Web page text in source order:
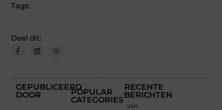
Tags:
Deel dit:
GEPUBLICEERD
DOOR
POPULAR
CATEGORIES
RECENTE
BERICHTEN
Van